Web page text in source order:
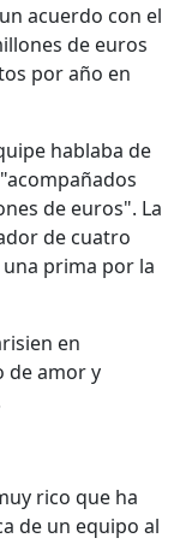
acuerdo con el
de euros
por año en
hablaba de
de euros". La
de cuatro
prima por la
en
de amor y
rico que ha
de un equipo al